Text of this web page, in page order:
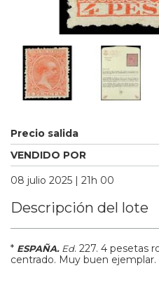
Precio salida
VENDIDO POR
08 julio 2025 | 21h 00
Descripción del lote
* ESPAÑA. Ed. 227. 4 pesetas
centrado. Muy buen ejemplar.